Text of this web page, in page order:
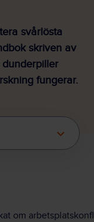
svårlösta
skriven av
fungerar.
om